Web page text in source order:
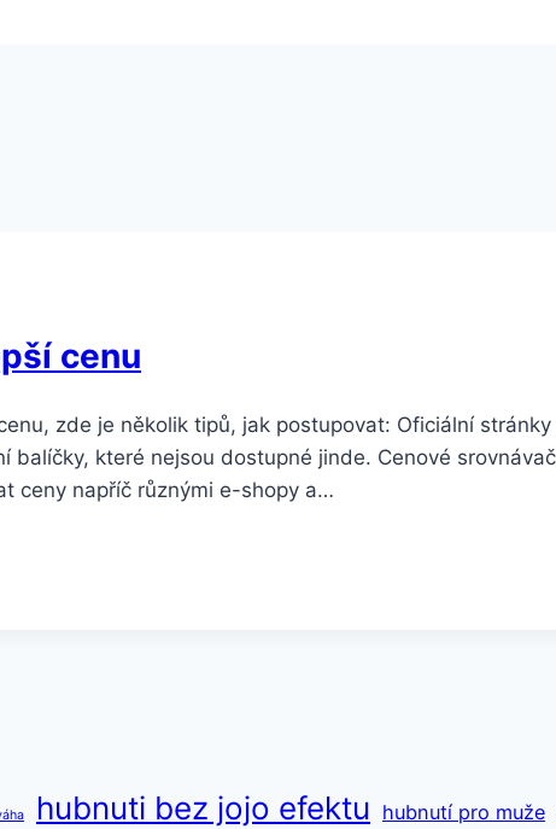
cenu
zde je několik tipů, jak postupovat: Oficiální
balíčky, které nejsou dostupné jinde. Cenové
ceny napříč různými e-shopy a…
hubnuti bez jojo efektu hubnutí pro muže